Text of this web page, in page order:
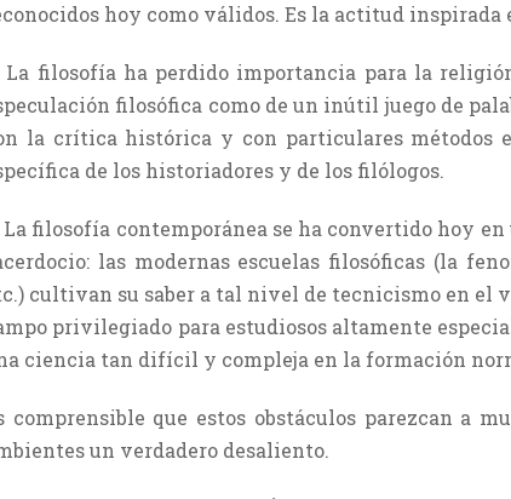
hoy como válidos. Es la actitud
La filosofía ha perdido importancia para la
filosófica como de un inútil juego de
la crítica histó­rica y con particulares métodos
de los historiadores y de los filólogos.
La filosofía contemporánea se ha convertido hoy
las modernas escuelas filosóficas (la
cultivan su saber a tal nivel de tecnicismo en el
privilegiado para estudiosos alta­mente
ciencia tan difícil y compleja en la formación
comprensible que estos obstáculos parezcan a
un verdadero desaliento.